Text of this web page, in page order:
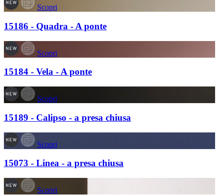
Scopri
15186 - Quadra - A ponte
Scopri
15184 - Vela - A ponte
Scopri
15189 - Calipso - a presa chiusa
Scopri
15073 - Linea - a presa chiusa
Scopri